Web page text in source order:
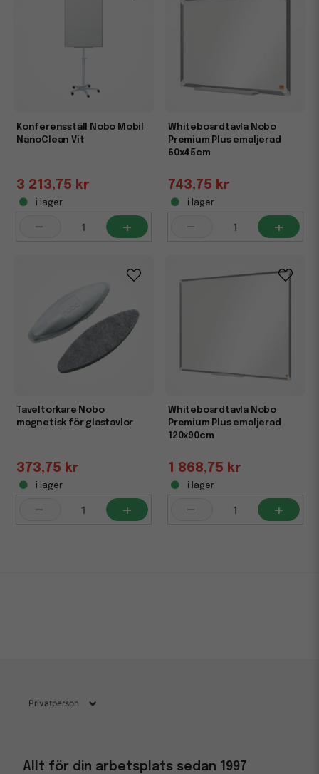
Konferensställ Nobo Mobil
NanoClean Vit
3 213,75 kr
i lager
- +
Whiteboardtavla Nobo
Premium Plus emaljerad
60x45cm
743,75 kr
i lager
- +
Taveltorkare Nobo
magnetisk för glastavlor
373,75 kr
i lager
- +
Whiteboardtavla Nobo
Premium Plus emaljerad
120x90cm
1 868,75 kr
i lager
- +
Allt för din arbetsplats sedan 1997